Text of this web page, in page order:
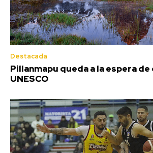
Destacada
Pillanmapu queda a la espera
UNESCO